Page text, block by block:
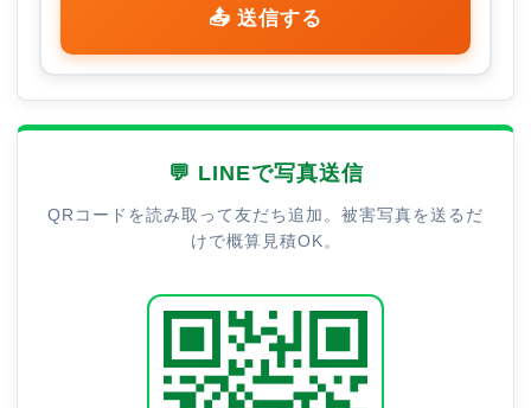
📤 送信する
💬 LINEで写真送信
QRコードを読み取って友だち追加。被害写真を送るだ
けで概算見積OK。